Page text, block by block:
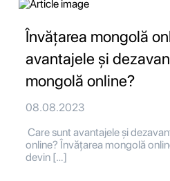
Învățarea mongolă
avantajele și
mongolă online?
08.08.2023
Care sunt avantajele și
online? Învățarea mongolă
devin […]